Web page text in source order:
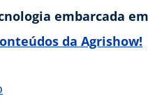
embarcada
da Agrishow!